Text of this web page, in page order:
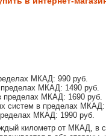
МКАД: 990 руб.
пределах МКАД: 1490 руб.
пределах МКАД: 1690 руб.
систем в пределах МКАД:
МКАД: 1990 руб.
километр от МКАД, в